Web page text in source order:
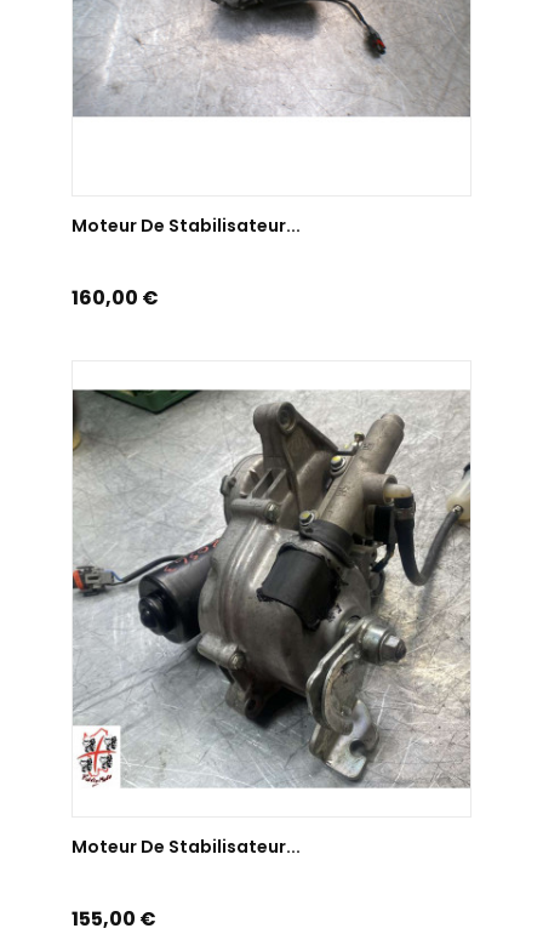
Moteur De Stabilisateur...
Prix
160,00 €
Moteur De Stabilisateur...
Prix
155,00 €